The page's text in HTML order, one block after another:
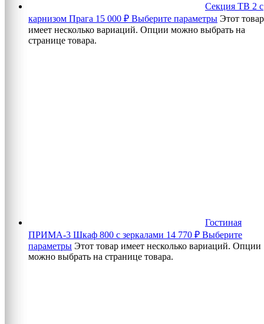
Секция ТВ 2 с
карнизом Прага 15 000 ₽ Выберите параметры Этот товар
имеет несколько вариаций. Опции можно выбрать на
странице товара.
Гостиная
ПРИМА-3 Шкаф 800 с зеркалами 14 770 ₽ Выберите
параметры Этот товар имеет несколько вариаций. Опции
можно выбрать на странице товара.